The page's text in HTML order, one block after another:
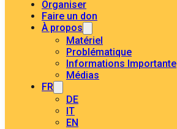
Organiser
Faire un don
À propos
Matériel
Problématique
Informations Importante
Médias
FR
DE
IT
EN